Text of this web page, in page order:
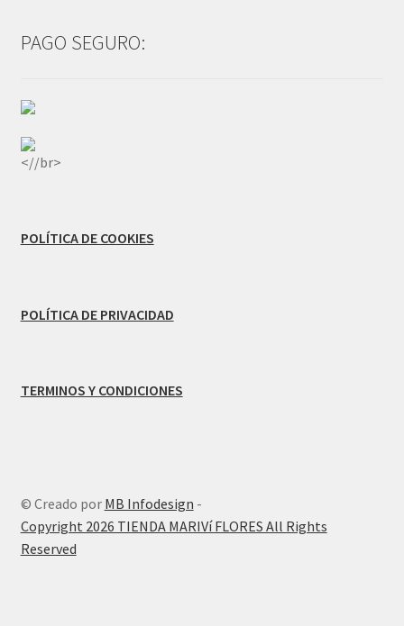
PAGO SEGURO:
<//br>
POLÍTICA DE COOKIES
POLÍTICA DE PRIVACIDAD
TERMINOS Y CONDICIONES
© Creado por MB Infodesign -
Copyright 2026 TIENDA MARIVí FLORES All Rights
Reserved